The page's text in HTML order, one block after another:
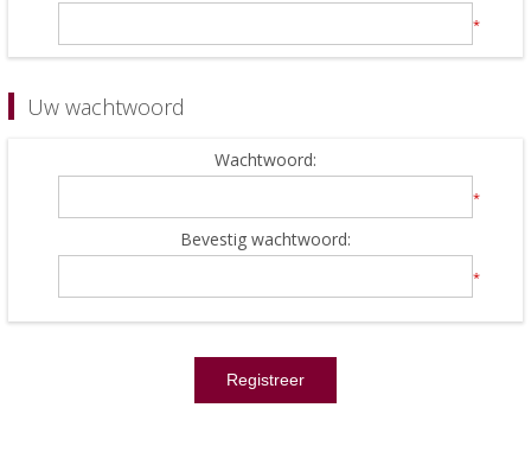
*
Uw wachtwoord
Wachtwoord:
*
Bevestig wachtwoord:
*